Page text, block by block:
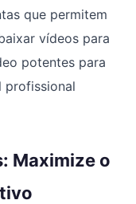
que permitem
vídeos para
potentes para
profissional
Maximize o